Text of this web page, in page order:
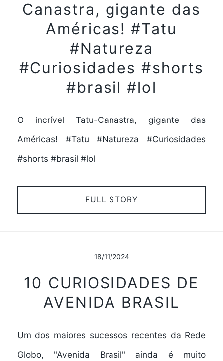
Canastra, gigante das
Américas! #Tatu
#Natureza
#Curiosidades #shorts
#brasil #lol
O incrível Tatu-Canastra, gigante das
Américas! #Tatu #Natureza #Curiosidades
#shorts #brasil #lol
FULL STORY
18/11/2024
10 CURIOSIDADES DE
AVENIDA BRASIL
Um dos maiores sucessos recentes da Rede
Globo, "Avenida Brasil" ainda é muito